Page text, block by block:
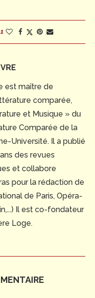
1
est maître de
comparée,
et Musique » du
Comparée de la
Université. Il a publié
des revues
et collabore
pour la rédaction de
de Paris, Opéra-
Il est co-fondateur
Loge.